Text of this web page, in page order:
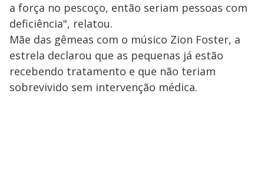
a força no pescoço, então seriam pessoas com
deficiência", relatou.
Mãe das gêmeas com o músico Zion Foster, a
estrela declarou que as pequenas já estão
recebendo tratamento e que não teriam
sobrevivido sem intervenção médica.